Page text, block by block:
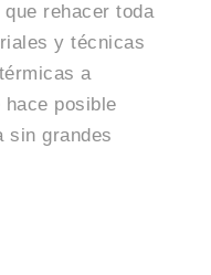
rehacer toda
y técnicas
a
posible
sin grandes